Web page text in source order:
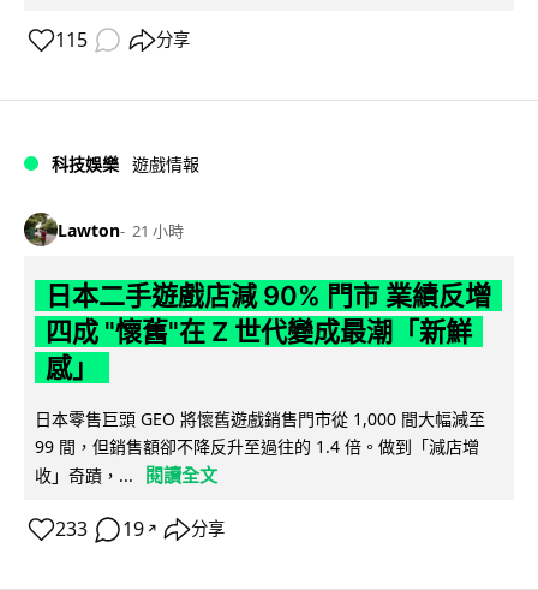
115 分享
科技娛樂 遊戲情報
Lawton 21 小時
日本二手遊戲店減 90% 門市 業績反增
四成 "懷舊"在 Z 世代變成最潮「新鮮
感」
日本零售巨頭 GEO 將懷舊遊戲銷售門市從 1,000 間大幅減至
99 間，但銷售額卻不降反升至過往的 1.4 倍。做到「減店增
收」奇蹟，...
閱讀全文
233 19 ↗ 分享